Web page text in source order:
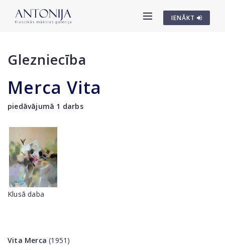
IENĀKT
Glezniecība
Merca Vita
piedāvājumā 1 darbs
Klusā daba
Vita Merca (1951)